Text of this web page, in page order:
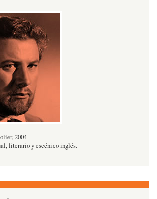
2004
literario y escénico inglés.